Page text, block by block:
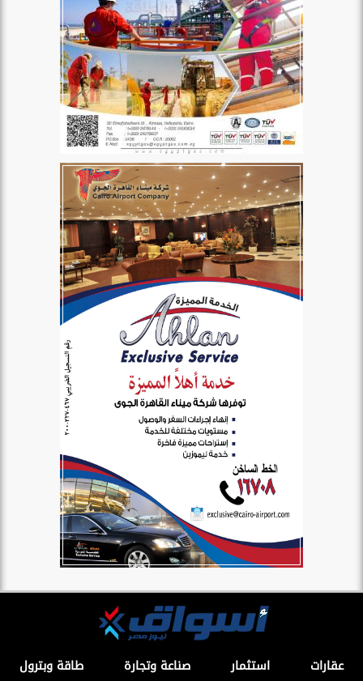
عقارات استثمار صناعة وتجارة طاقة وبترول